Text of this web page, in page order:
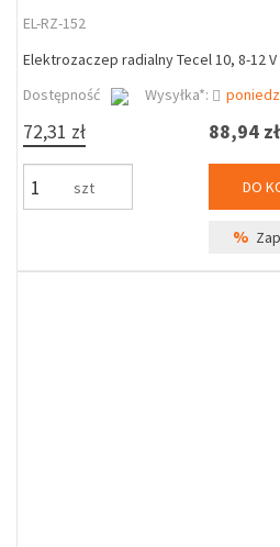
EL-RZ-152
Elektrozaczep radialny Tecel 10, 8-12 V
Dostępność
Wysyłka*:
72,31 zł
szt
88,94 zł
DO
%